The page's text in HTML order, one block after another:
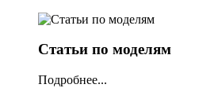
Статьи по моделям
Подробнее...